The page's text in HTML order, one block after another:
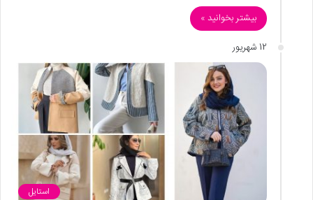
بیشتر بخوانید »
12 شهریور
استایل